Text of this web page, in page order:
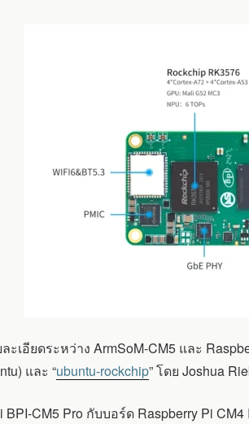
เอียดระหว่าง ArmSoM-CM5 และ
และ “ubuntu-rockchip” โดย Joshua
CM5 Pro กับบอร์ด Raspberry Pi